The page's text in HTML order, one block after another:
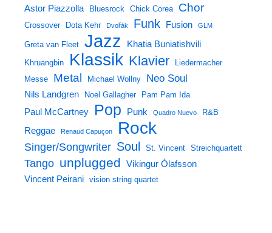
Astor Piazzolla Bluesrock Chick Corea Chor
Crossover Dota Kehr Dvořák Funk Fusion GLM
Greta van Fleet Jazz Khatia Buniatishvili
Khruangbin Klassik Klavier
Liedermacher
Messe
Metal Michael Wollny Neo Soul
Nils Landgren Noel Gallagher Pam Pam Ida
Paul McCartney Pop Punk Quadro Nuevo R&B
Reggae Renaud Capuçon Rock
Singer/Songwriter Soul St. Vincent Streichquartett
Tango unplugged Vikingur Ólafsson
Vincent Peirani vision string quartet